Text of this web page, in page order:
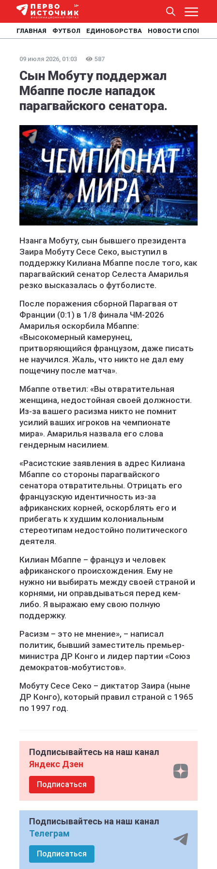
ГЛАВНАЯ ФУТБОЛ ЕДИНОБОРСТВА НОВОСТИ СПОРТА
09 июля 2026, 01:03 587
Сын Мобуту поддержал
Мбаппе после нападок
парагвайского сенатора.
Нзанга Мобуту, сын бывшего президента
Заира Мобуту Сесе Секо, выступил в
поддержку Килиана Мбаппе после того, как
парагвайский сенатор Селеста Амарилья
резко высказалась о футболисте.
После поражения сборной Парагвая от
Франции (0:1) в 1/8 финала ЧМ-2026
Амарилья оскорбила Мбаппе:
«Высокомерный камерунец,
притворяющийся французом, даже писать
не научился. Жаль, что никто не дал ему
пощечину после матча».
Мбаппе ответил: «Вы отвратительная
женщина, недостойная своей должности.
Из-за вашего расизма никто не помнит
усилий ваших игроков на чемпионате
мира». Амарилья назвала его слова
гендерным насилием.
«Расистские заявления в адрес Килиана
Мбаппе со стороны парагвайского
сенатора отвратительны. Отрицать его
французскую идентичность из-за
африканских корней, оскорблять его и
прибегать к худшим колониальным
стереотипам недостойно политического
деятеля.
Килиан Мбаппе – француз и человек
африканского происхождения. Ему не
нужно ни выбирать между своей страной и
корнями, ни оправдываться перед кем-
либо. Я выражаю ему свою полную
поддержку.
Расизм – это не мнение», – написал
политик, бывший заместитель премьер-
министра ДР Конго и лидер партии «Союз
демократов-мобутистов».
Мобуту Сесе Секо – диктатор Заира (ныне
ДР Конго), который правил страной с 1965
по 1997 год.
Подписывайтесь на наш канал
Яндекс Дзен
Подписаться
Подписывайтесь на наш канал
Телеграм
Подписаться